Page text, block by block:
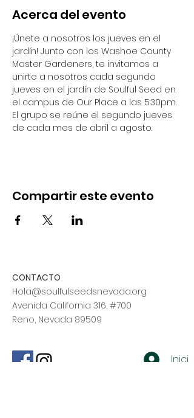
Acerca del evento
¡Únete a nosotros los jueves en el
jardín! Junto con los Washoe County
Master Gardeners, te invitamos a
unirte a nosotros cada segundo
jueves en el jardín de Soulful Seed en
el campus de Our Place a las 5:30pm.
El grupo se reúne el segundo jueves
de cada mes de abril a agosto.
Compartir este evento
CONTACTO
Hola@soulfulseedsnevada.org
Avenida California 316, #700
Reno, Nevada 89509